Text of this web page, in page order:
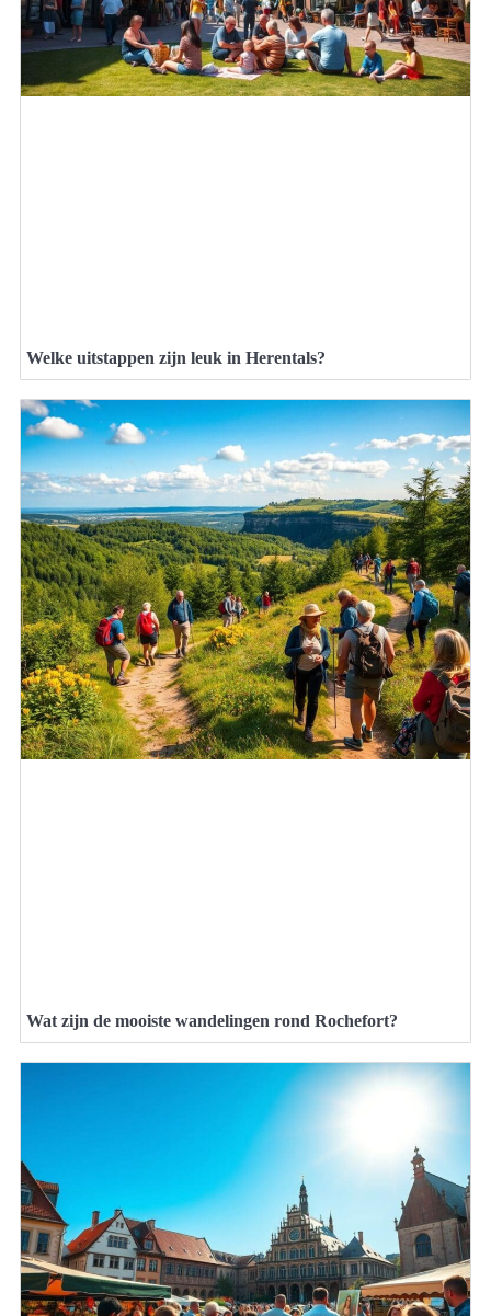
Welke uitstappen zijn leuk in Herentals?
Wat zijn de mooiste wandelingen rond Rochefort?